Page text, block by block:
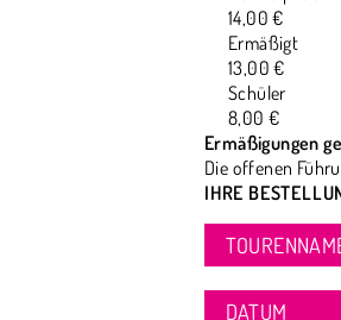
14,00 €
Ermäßigt
13,00 €
Schüler
8,00 €
Ermäßigungen
Die offenen
IHRE
DATUM